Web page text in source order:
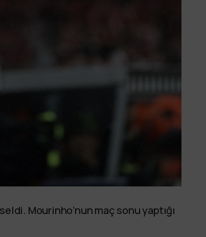
Mourinho’nun maç sonu yaptığı